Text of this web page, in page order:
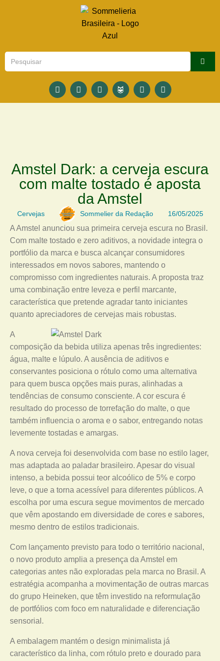
Amstel Dark: a cerveja escura
com malte tostado é aposta
da Amstel
Cervejas Sommelier da Redação 16/05/2025
A Amstel anunciou sua primeira cerveja escura no Brasil.
Com malte tostado e zero aditivos, a novidade integra o
portfólio da marca e busca alcançar consumidores
interessados em novos sabores, mantendo o
compromisso com ingredientes naturais. A proposta traz
uma combinação entre leveza e perfil marcante,
característica que pretende agradar tanto iniciantes
quanto apreciadores de cervejas mais robustas.
A
composição da bebida utiliza apenas três ingredientes:
água, malte e lúpulo. A ausência de aditivos e
conservantes posiciona o rótulo como uma alternativa
para quem busca opções mais puras, alinhadas a
tendências de consumo consciente. A cor escura é
resultado do processo de torrefação do malte, o que
também influencia o aroma e o sabor, entregando notas
levemente tostadas e amargas.
A nova cerveja foi desenvolvida com base no estilo lager,
mas adaptada ao paladar brasileiro. Apesar do visual
intenso, a bebida possui teor alcoólico de 5% e corpo
leve, o que a torna acessível para diferentes públicos. A
escolha por uma escura segue movimentos de mercado
que vêm apostando em diversidade de cores e sabores,
mesmo dentro de estilos tradicionais.
Com lançamento previsto para todo o território nacional,
o novo produto amplia a presença da Amstel em
categorias antes não exploradas pela marca no Brasil. A
estratégia acompanha a movimentação de outras marcas
do grupo Heineken, que têm investido na reformulação
de portfólios com foco em naturalidade e diferenciação
sensorial.
A embalagem mantém o design minimalista já
característico da linha, com rótulo preto e dourado para